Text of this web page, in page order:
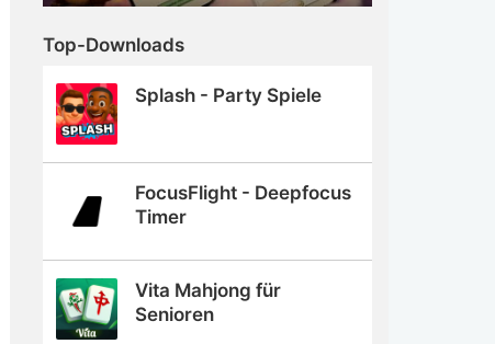
Top-Downloads
Splash - Party Spiele
FocusFlight - Deepfocus
Timer
Vita Mahjong für
Senioren